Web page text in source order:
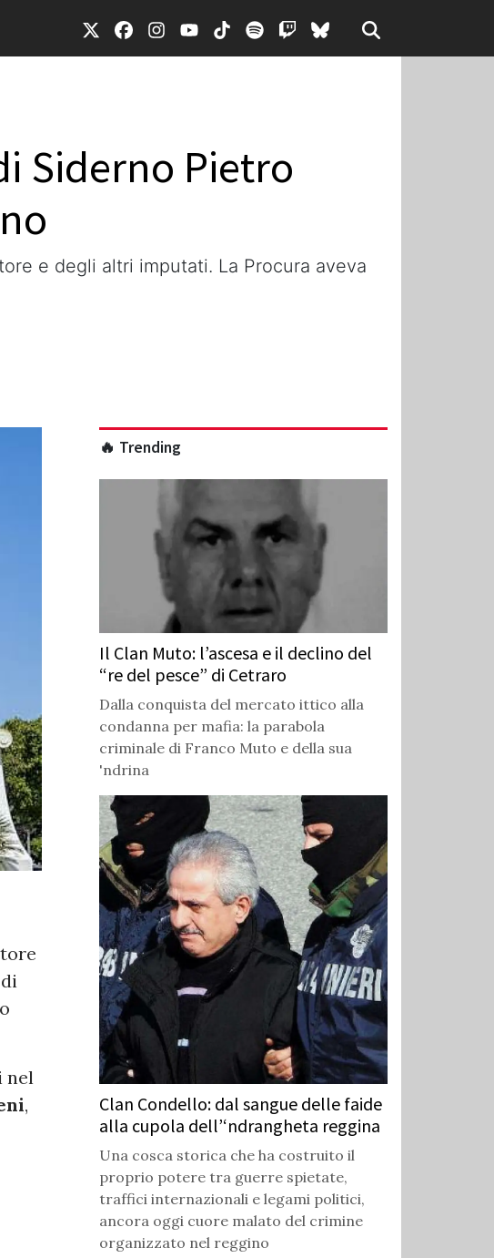
Siderno Pietro
e degli altri imputati. La Procura aveva
nel
,
🔥 Trending
Il Clan Muto: l’ascesa e il declino del
“re del pesce” di Cetraro
Dalla conquista del mercato ittico alla
condanna per mafia: la parabola
criminale di Franco Muto e della sua
'ndrina
Clan Condello: dal sangue delle faide
alla cupola dell’‘ndrangheta reggina
Una cosca storica che ha costruito il
proprio potere tra guerre spietate,
traffici internazionali e legami politici,
ancora oggi cuore malato del crimine
organizzato nel reggino